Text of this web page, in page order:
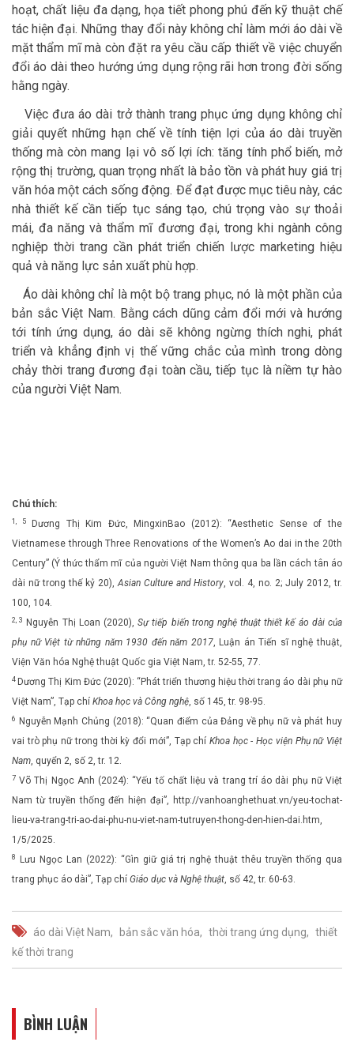
hoạt, chất liệu đa dạng, họa tiết phong phú đến kỹ thuật chế
tác hiện đại. Những thay đổi này không chỉ làm mới áo dài về
mặt thẩm mĩ mà còn đặt ra yêu cầu cấp thiết về việc chuyển
đổi áo dài theo hướng ứng dụng rộng rãi hơn trong đời sống
hằng ngày.
Việc đưa áo dài trở thành trang phục ứng dụng không chỉ
giải quyết những hạn chế về tính tiện lợi của áo dài truyền
thống mà còn mang lại vô số lợi ích: tăng tính phổ biến, mở
rộng thị trường, quan trọng nhất là bảo tồn và phát huy giá trị
văn hóa một cách sống động. Để đạt được mục tiêu này, các
nhà thiết kế cần tiếp tục sáng tạo, chú trọng vào sự thoải
mái, đa năng và thẩm mĩ đương đại, trong khi ngành công
nghiệp thời trang cần phát triển chiến lược marketing hiệu
quả và năng lực sản xuất phù hợp.
Áo dài không chỉ là một bộ trang phục, nó là một phần của
bản sắc Việt Nam. Bằng cách dũng cảm đổi mới và hướng
tới tính ứng dụng, áo dài sẽ không ngừng thích nghi, phát
triển và khẳng định vị thế vững chắc của mình trong dòng
chảy thời trang đương đại toàn cầu, tiếp tục là niềm tự hào
của người Việt Nam.
Chú thích:
1, 5Dương Thị Kim Đức, MingxinBao (2012): “Aesthetic Sense of the
Vietnamese through Three Renovations of the Women’s Ao dai in the 20th
Century” (Ý thức thẩm mĩ của người Việt Nam thông qua ba lần cách tân áo
dài nữ trong thế kỷ 20),Asian Culture and History, vol. 4, no. 2; July 2012, tr.
100, 104.
2, 3 Nguyễn Thị Loan (2020),Sự tiếp biến trong nghệ thuật thiết kế áo dài của
phụ nữ Việt từ những năm 1930 đến năm 2017, Luận án Tiến sĩ nghệ thuật,
Viện Văn hóa Nghệ thuật Quốc gia Việt Nam, tr. 52-55, 77.
4Dương Thị Kim Đức (2020): “Phát triển thương hiệu thời trang áo dài phụ nữ
Việt Nam”, Tạp chí Khoa học và Công nghệ, số 145, tr. 98-95.
6
Nguyễn Mạnh Chủng (2018): “Quan điểm của Đảng về phụ nữ và phát huy
vai trò phụ nữ trong thời kỳ đổi mới”, Tạp chí Khoa học - Học viện Phụ nữ Việt
Nam, quyển 2, số 2, tr. 12.
7 Võ Thị Ngọc Anh (2024): “Yếu tố chất liệu và trang trí áo dài phụ nữ Việt
Nam từ truyền thống đến hiện đại”, http://vanhoanghethuat.vn/yeu-tochat-
lieu-va-trang-tri-ao-dai-phu-nu-viet-nam-tutruyen-thong-den-hien-dai.htm,
1/5/2025.
8
Lưu Ngọc Lan (2022): “Gìn giữ giá trị nghệ thuật thêu truyền thống qua
trang phục áo dài”, Tạp chí Giáo dục và Nghệ thuật, số 42, tr. 60-63.
áo dài Việt Nam bản sắc văn hóa thời trang ứng dụng
thiết
kế thời trang
BÌNH LUẬN